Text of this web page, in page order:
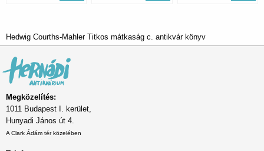
Hedwig Courths-Mahler Titkos mátkaság c. antikvár könyv
Megközelítés:
1011 Budapest I. kerület,
Hunyadi János út 4.
A Clark Ádám tér közelében